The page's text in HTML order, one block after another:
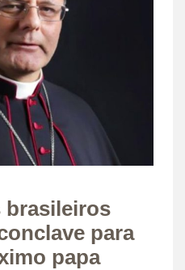
brasileiros
para
papa